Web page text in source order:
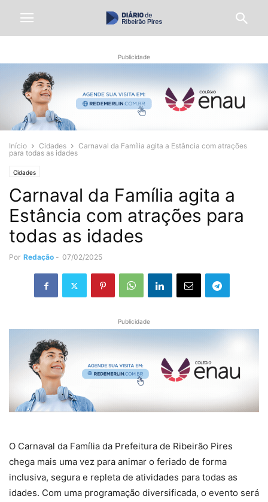
Publicidade
Início Cidades
Carnaval da Família agita a Estância com atrações
para todas as idades
Cidades
Carnaval da Família agita a
Estância com atrações para
todas as idades
Por Redação - 07/02/2025
Publicidade
O Carnaval da Família da Prefeitura de Ribeirão Pires
chega mais uma vez para animar o feriado de forma
inclusiva, segura e repleta de atividades para todas as
idades. Com uma programação diversificada, o evento será